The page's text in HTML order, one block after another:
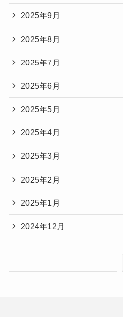
2025年9月
2025年8月
2025年7月
2025年6月
2025年5月
2025年4月
2025年3月
2025年2月
2025年1月
2024年12月